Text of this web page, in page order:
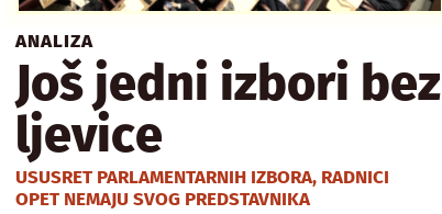
ANALIZA
Još jedni izbori bez
ljevice
USUSRET PARLAMENTARNIH IZBORA, RADNICI
OPET NEMAJU SVOG PREDSTAVNIKA